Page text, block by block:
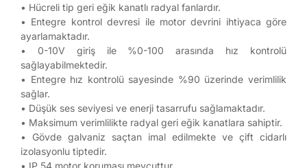
• Hücreli tip geri eğik kanatlı radyal fanlardır.
• Entegre kontrol devresi ile motor devrini ihtiyaca göre
ayarlamaktadır.
• 0-10V giriş ile %0-100 arasında hız kontrolü
sağlayabilmektedir.
• Entegre hız kontrolü sayesinde %90 üzerinde verimlilik
sağlar.
• Düşük ses seviyesi ve enerji tasarrufu sağlamaktadır.
• Maksimum verimlilikte radyal geri eğik kanatlara sahiptir.
• Gövde galvaniz saçtan imal edilmekte ve çift cidarlı
izolasyonlu tiptedir.
• IP 54 motor koruması mevcuttur.